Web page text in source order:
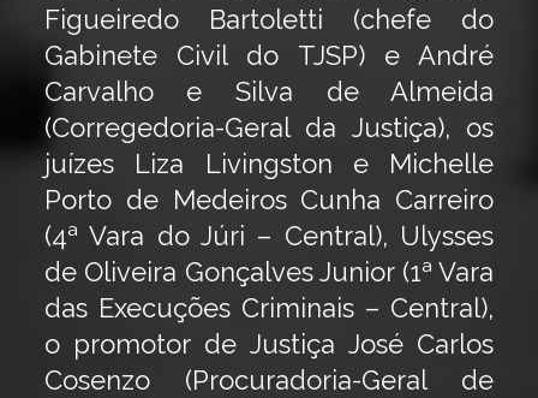
Figueiredo Bartoletti (chefe do
Gabinete Civil do TJSP) e André
Carvalho e Silva de Almeida
(Corregedoria-Geral da Justiça), os
juízes Liza Livingston e Michelle
Porto de Medeiros Cunha Carreiro
(4ª Vara do Júri – Central), Ulysses
de Oliveira Gonçalves Junior (1ª Vara
das Execuções Criminais – Central),
o promotor de Justiça José Carlos
Cosenzo (Procuradoria-Geral de